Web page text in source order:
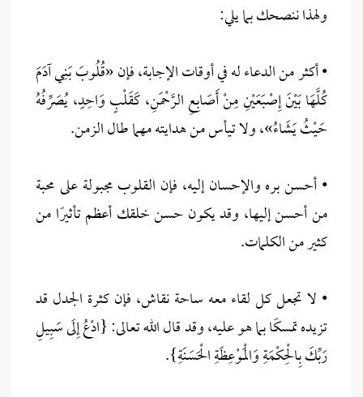
ولهذا ننصحك بما يلي:
• أكثر من الدعاء له في أوقات الإجابة، فإن «قُلُوبَ بَنِي آدَمَ
كُلَّهَا بَيْنَ إِصْبَعَيْنِ مِنْ أَصَابِعِ الرَّحْمَنِ، كَقَلْبٍ وَاحِدٍ، يُصَرِّفُهُ
حَيْثُ يَشَاءُ»، ولا تيأس من هدايته مهما طال الزمن.
• أحسن بره والإحسان إليه، فإن القلوب مجبولة على محبة
من أحسن إليها، وقد يكون حسن خلقك أعظم تأثيرًا من
كثير من الكلمات.
• لا تجعل كل لقاء معه ساحة نقاش، فإن كثرة الجدل قد
تزيده تمسكًا بما هو عليه، وقد قال الله تعالى: {ادْعُ إِلَى سَبِيلِ
رَبِّكَ بِالْحِكْمَةِ وَالْمَوْعِظَةِ الْحَسَنَةِ}.